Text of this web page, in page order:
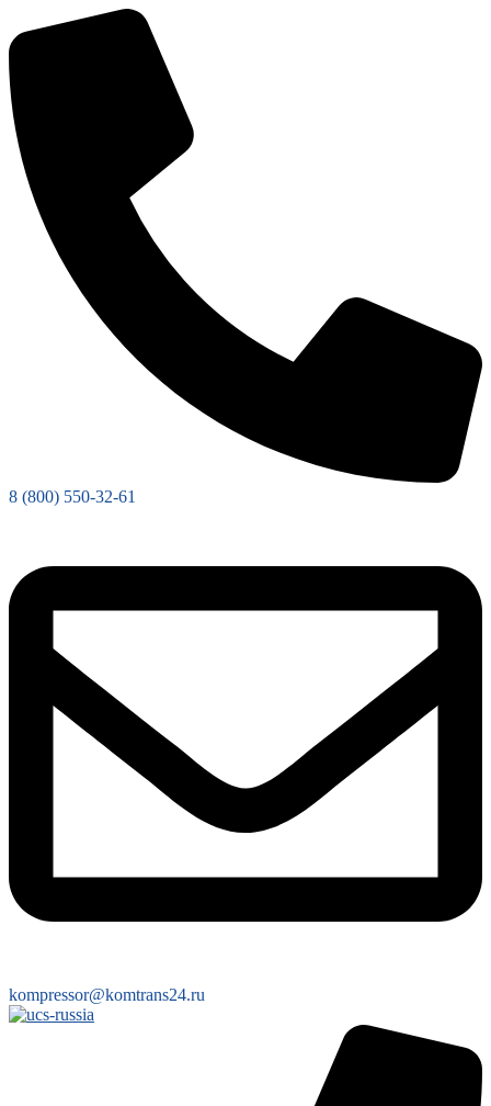
Перейти
к
содержимому
8 (800) 550-32-61
kompressor@komtrans24.ru